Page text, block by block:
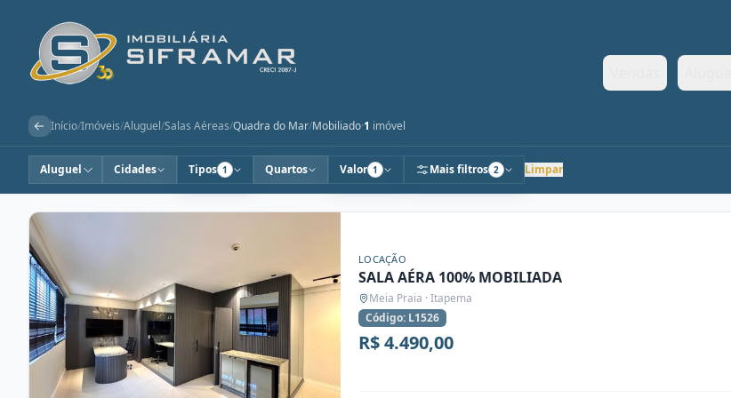
Início/Imóveis/Aluguel/Salas Aéreas/Quadra do Mar/Mobiliado·1 imóvel
Aluguel Cidades Tipos 1 Quartos Valor 1 Mais filtros 2 Limpar
LOCAÇÃO
SALA AÉRA 100% MOBILIADA
Meia Praia · Itapema
Código: L1526
R$ 4.490,00